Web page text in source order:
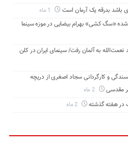
باشد بدرقه یک آرمان است
«سگ کشی» بهرام بیضایی در موزه سینما
به آلمان رفت/ سینمای ایران در کلن
و کارگردانی سجاد اصغری از دریچه
مقدسی
2 ماه
2 ماه